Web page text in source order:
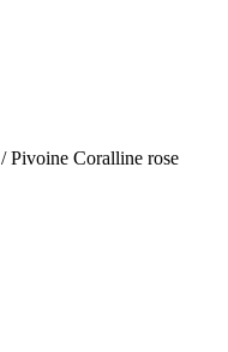
/ Pivoine Coralline rose